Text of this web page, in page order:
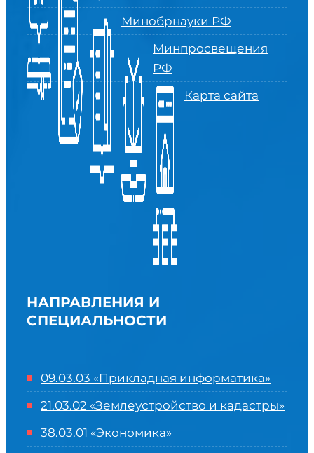
Минобрнауки РФ
Минпросвещения
РФ
Карта сайта
НАПРАВЛЕНИЯ И
СПЕЦИАЛЬНОСТИ
09.03.03 «Прикладная информатика»
21.03.02 «Землеустройство и кадастры»
38.03.01 «Экономика»